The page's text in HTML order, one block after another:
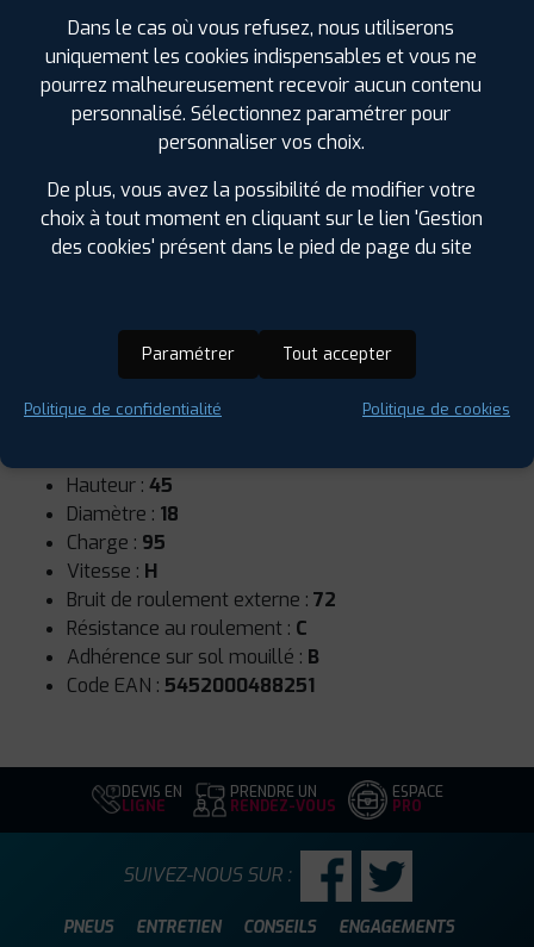
Saison :
Hiver
Hauteur : 45
Diamètre : 18
Charge : 95
Vitesse : H
Bruit de roulement externe : 72
Résistance au roulement : C
Adhérence sur sol mouillé : B
Code EAN : 5452000488251
DEVIS EN
LIGNE
PRENDRE UN
RENDEZ-VOUS
ESPACE
PRO
PNEUS ENTRETIEN CONSEILS ENGAGEMENTS
SUIVEZ-NOUS SUR :
Dans le cas où vous refusez, nous utiliserons
uniquement les cookies indispensables et vous ne
pourrez malheureusement recevoir aucun contenu
personnalisé. Sélectionnez paramétrer pour
personnaliser vos choix.
De plus, vous avez la possibilité de modifier votre
choix à tout moment en cliquant sur le lien 'Gestion
des cookies' présent dans le pied de page du site
Paramétrer Tout accepter
Politique de confidentialité Politique de cookies